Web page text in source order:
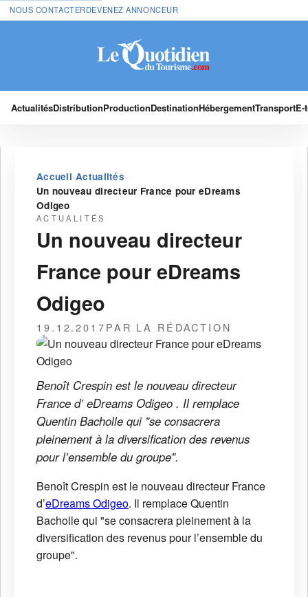
NOUS CONTACTERDEVENEZ ANNONCEUR
ActualitésDistributionProductionDestinationHébergementTransport
Accueil›Actualités›
Un nouveau directeur France pour eDreams
Odigeo
ACTUALITÉS
Un nouveau directeur
France pour eDreams
Odigeo
19.12.2017PAR LA RÉDACTION
Benoît Crespin est le nouveau directeur
France d’ eDreams Odigeo . Il remplace
Quentin Bacholle qui "se consacrera
pleinement à la diversification des revenus
pour l’ensemble du groupe".
Benoît Crespin est le nouveau directeur France
d’eDreams Odigeo. Il remplace Quentin
Bacholle qui "se consacrera pleinement à la
diversification des revenus pour l’ensemble du
groupe".